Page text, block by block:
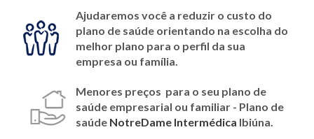
Ajudaremos você a reduzir o custo do
plano de saúde orientando na escolha do
melhor plano para o perfil da sua
empresa ou família.
Menores preços para o seu plano de
saúde empresarial ou familiar - Plano de
saúde NotreDame Intermédica Ibiúna.